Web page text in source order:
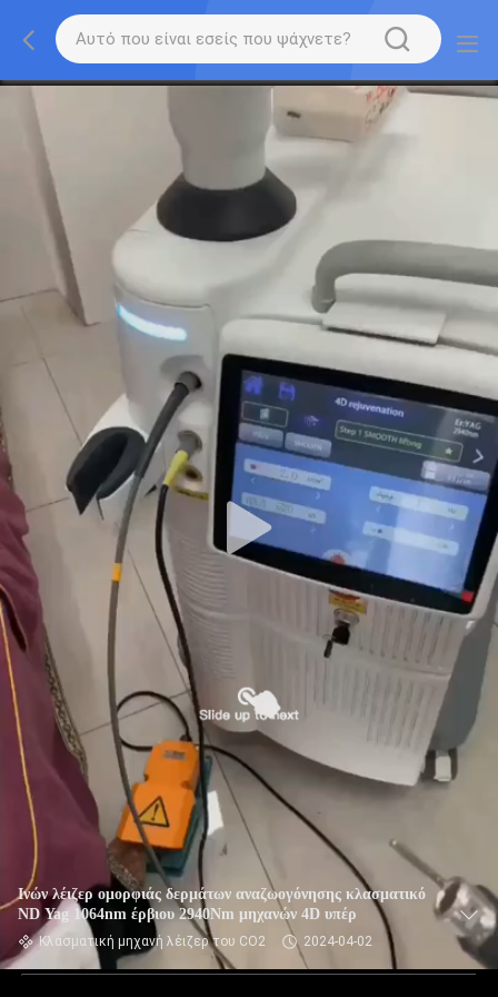
Ινών λέιζερ ομορφιάς δερμάτων αναζωογόνησης κλασματικό
ND Yag 1064nm έρβιου 2940Nm μηχανών 4D υπέρ
Κλασματική μηχανή λέιζερ του CO2 2024-04-02